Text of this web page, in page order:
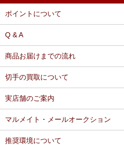
ポイントについて
Q & A
商品お届けまでの流れ
切手の買取について
実店舗のご案内
マルメイト・メールオークション
推奨環境について